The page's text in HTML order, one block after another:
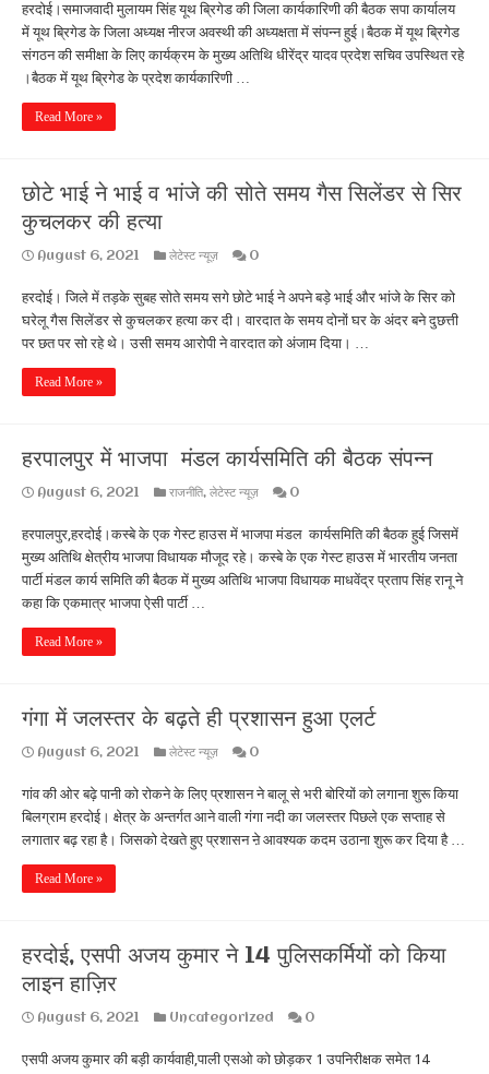
हरदोई।समाजवादी मुलायम सिंह यूथ ब्रिगेड की जिला कार्यकारिणी की बैठक सपा कार्यालय
में यूथ ब्रिगेड के जिला अध्यक्ष नीरज अवस्थी की अध्यक्षता में संपन्न हुई।बैठक में यूथ ब्रिगेड
संगठन की समीक्षा के लिए कार्यक्रम के मुख्य अतिथि धीरेंद्र यादव प्रदेश सचिव उपस्थित रहे
।बैठक में यूथ ब्रिगेड के प्रदेश कार्यकारिणी …
Read More »
छोटे भाई ने भाई व भांजे की सोते समय गैस सिलेंडर से सिर
कुचलकर की हत्या
August 6, 2021 लेटेस्ट न्यूज़ 0
हरदोई। जिले में तड़के सुबह सोते समय सगे छोटे भाई ने अपने बड़े भाई और भांजे के सिर को
घरेलू गैस सिलेंडर से कुचलकर हत्या कर दी। वारदात के समय दोनों घर के अंदर बने दुछत्ती
पर छत पर सो रहे थे। उसी समय आरोपी ने वारदात को अंजाम दिया। …
Read More »
हरपालपुर में भाजपा मंडल कार्यसमिति की बैठक संपन्न
August 6, 2021 राजनीति, लेटेस्ट न्यूज़ 0
हरपालपुर,हरदोई।कस्बे के एक गेस्ट हाउस में भाजपा मंडल कार्यसमिति की बैठक हुई जिसमें
मुख्य अतिथि क्षेत्रीय भाजपा विधायक मौजूद रहे। कस्बे के एक गेस्ट हाउस में भारतीय जनता
पार्टी मंडल कार्य समिति की बैठक में मुख्य अतिथि भाजपा विधायक माधवेंद्र प्रताप सिंह रानू ने
कहा कि एकमात्र भाजपा ऐसी पार्टी …
Read More »
गंगा में जलस्तर के बढ़ते ही प्रशासन हुआ एलर्ट
August 6, 2021 लेटेस्ट न्यूज़ 0
गांव की ओर बढ़े पानी को रोकने के लिए प्रशासन ने बालू से भरी बोरियों को लगाना शुरू किया
बिलग्राम हरदोई। क्षेत्र के अन्तर्गत आने वाली गंगा नदी का जलस्तर पिछले एक सप्ताह से
लगातार बढ़ रहा है। जिसको देखते हुए प्रशासन ऩे आवश्यक कदम उठाना शुरू कर दिया है …
Read More »
हरदोई, एसपी अजय कुमार ने 14 पुलिसकर्मियों को किया
लाइन हाज़िर
August 6, 2021 Uncategorized 0
एसपी अजय कुमार की बड़ी कार्यवाही,पाली एसओ को छोड़कर 1 उपनिरीक्षक समेत 14